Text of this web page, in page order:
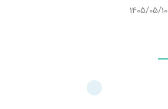
1405/05/10